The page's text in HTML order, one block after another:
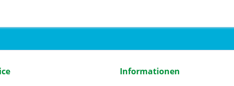
Informationen